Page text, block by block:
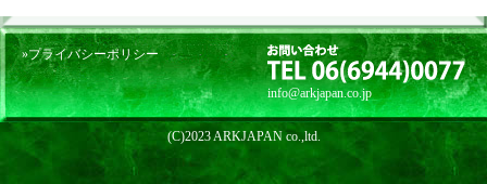
»プライバシーポリシー
info@arkjapan.co.jp
(C)2023 ARKJAPAN co.,ltd.